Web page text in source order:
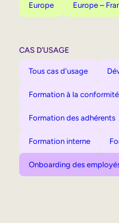
Europe Europe –
CAS D’USAGE
Tous cas d'usage
Formation à la conformité
Formation des adhérents
Formation interne
Onboarding des